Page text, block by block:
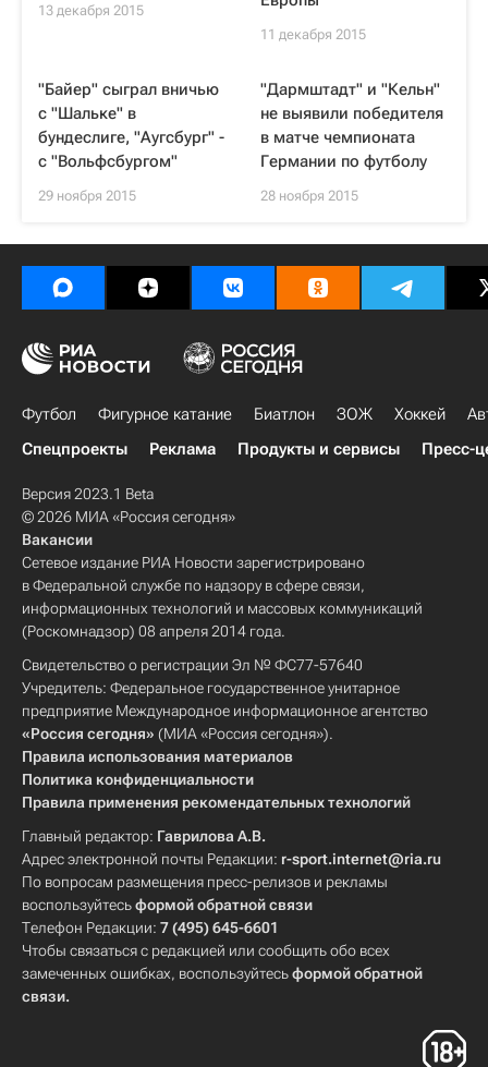
13 декабря 2015
11 декабря 2015
"Байер" сыграл вничью
с "Шальке" в
бундеслиге, "Аугсбург" -
с "Вольфсбургом"
29 ноября 2015
"Дармштадт" и "Кельн"
не выявили победителя
в матче чемпионата
Германии по футболу
28 ноября 2015
Футбол Фигурное катание Биатлон ЗОЖ Хоккей
Спецпроекты
Реклама Продукты и сервисы Пресс-
Версия 2023.1 Beta
© 2026 МИА «Россия сегодня»
Вакансии
Сетевое издание РИА Новости зарегистрировано
в Федеральной службе по надзору в сфере связи,
информационных технологий и массовых коммуникаций
(Роскомнадзор) 08 апреля 2014 года.
Свидетельство о регистрации Эл № ФС77-57640
Учредитель: Федеральное государственное унитарное
предприятие Международное информационное агентство
«Россия сегодня» (МИА «Россия сегодня»).
Правила использования материалов
Политика конфиденциальности
Правила применения рекомендательных технологий
Главный редактор: Гаврилова А.В.
Адрес электронной почты Редакции: r-sport.internet@ria.ru
По вопросам размещения пресс-релизов и рекламы
воспользуйтесьформой обратной связи
Телефон Редакции: 7 (495) 645-6601
Чтобы связаться с редакцией или сообщить обо всех
замеченных ошибках, воспользуйтесьформой обратной
связи.